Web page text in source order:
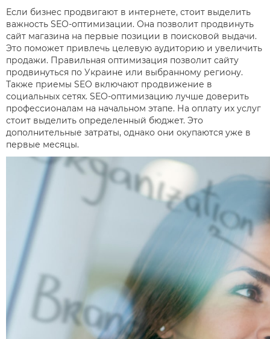
Если бизнес продвигают в интернете, стоит выделить
важность SEO-оптимизации. Она позволит продвинуть
сайт магазина на первые позиции в поисковой выдачи.
Это поможет привлечь целевую аудиторию и увеличить
продажи. Правильная оптимизация позволит сайту
продвинуться по Украине или выбранному региону.
Также приемы SEO включают продвижение в
социальных сетях. SEO-оптимизацию лучше доверить
профессионалам на начальном этапе. На оплату их услуг
стоит выделить определенный бюджет. Это
дополнительные затраты, однако они окупаются уже в
первые месяцы.